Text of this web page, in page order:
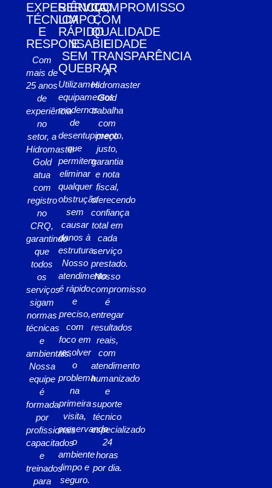
EXPERIÊNCIA,
TÉCNICA
E
RESPONSABILIDADE
Com
mais de
25 anos
de
experiência
no
setor, a
Hidromaster
Gold
atua
com
registro
no
CRQ,
garantindo
que
todos
os
serviços
sigam
normas
técnicas
e
ambientais.
Nossa
equipe
é
formada
por
profissionais
capacitados
e
treinados
para
SERVIÇO
LIMPO,
RÁPIDO
E
SEM
QUEBRAR
Utilizamos
equipamentos
modernos
de
desentupimento,
que
permitem
eliminar
qualquer
obstrução
sem
causar
danos à
estrutura.
Nosso
atendimento
é rápido
e
preciso,
com
foco em
resolver
o
problema
na
primeira
visita,
preservando
o
ambiente
limpo e
seguro.
COMPROMISSO
COM
QUALIDADE
E
TRANSPARÊNCIA
A
Hidromaster
Gold
trabalha
com
preço
justo,
garantia
e nota
fiscal,
oferecendo
confiança
total em
cada
serviço
prestado.
Nosso
compromisso
é
entregar
resultados
reais,
com
atendimento
humanizado
e
suporte
técnico
especializado
24
horas
por dia.